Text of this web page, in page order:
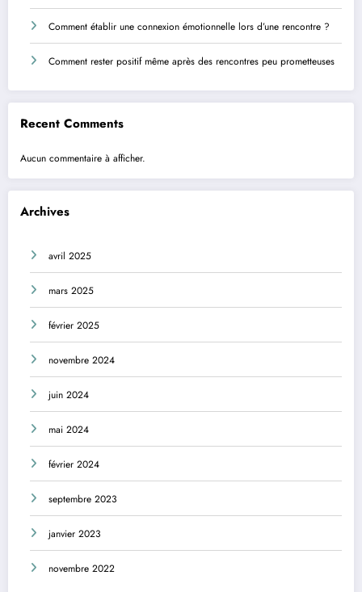
Comment établir une connexion émotionnelle lors d’une rencontre ?
Comment rester positif même après des rencontres peu prometteuses
Recent Comments
Aucun commentaire à afficher.
Archives
avril 2025
mars 2025
février 2025
novembre 2024
juin 2024
mai 2024
février 2024
septembre 2023
janvier 2023
novembre 2022